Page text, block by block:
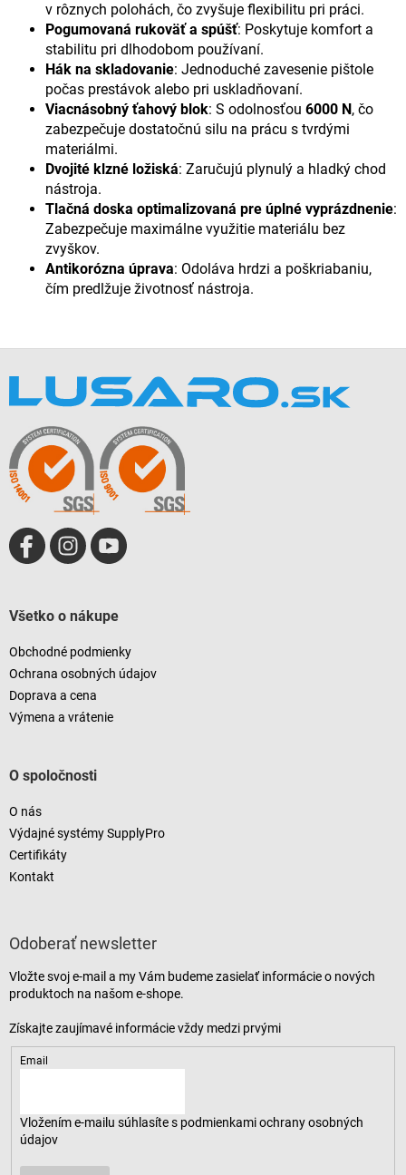
v rôznych polohách, čo zvyšuje flexibilitu pri práci.
Pogumovaná rukoväť a spúšť: Poskytuje komfort a
stabilitu pri dlhodobom používaní.
Hák na skladovanie: Jednoduché zavesenie pištole
počas prestávok alebo pri uskladňovaní.
Viacnásobný ťahový blok: S odolnosťou 6000 N, čo
zabezpečuje dostatočnú silu na prácu s tvrdými
materiálmi.
Dvojité klzné ložiská: Zaručujú plynulý a hladký chod
nástroja.
Tlačná doska optimalizovaná pre úplné vyprázdnenie:
Zabezpečuje maximálne využitie materiálu bez
zvyškov.
Antikorózna úprava: Odoláva hrdzi a poškriabaniu,
čím predlžuje životnosť nástroja.
Všetko o nákupe
Obchodné podmienky
Ochrana osobných údajov
Doprava a cena
Výmena a vrátenie
O spoločnosti
O nás
Výdajné systémy SupplyPro
Certifikáty
Kontakt
Odoberať newsletter
Vložte svoj e-mail a my Vám budeme zasielať informácie o nových
produktoch na našom e-shope.
Email
Vložením e-mailu súhlasíte s podmienkami ochrany osobných
údajov